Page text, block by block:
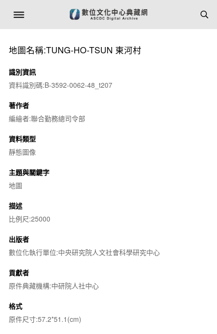
地圖名稱:TUNG-HO-TSUN 東河村
識別資訊
資料識別碼:B-3592-0062-48_t207
著作者
編繪者:聯合勤務總司令部
資料類型
靜態圖像
主題與關鍵字
地圖
描述
比例尺:25000
出版者
數位化執行單位:中央研究院人文社會科學研究中心
貢獻者
原件典藏機構:中研院人社中心
格式
原件尺寸:57.2*51.1(cm)